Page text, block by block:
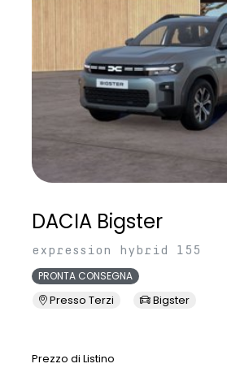
DACIA Bigster
expression hybrid 155
PRONTA CONSEGNA
Presso Terzi Bigster
Prezzo di Listino